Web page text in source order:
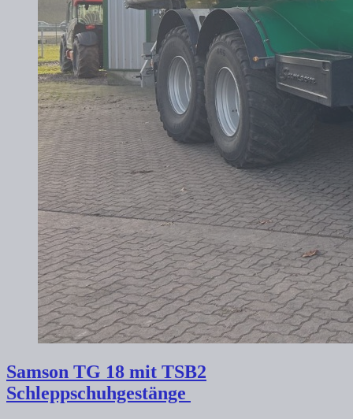
Samson TG 18 mit TSB2
Schleppschuhgestänge